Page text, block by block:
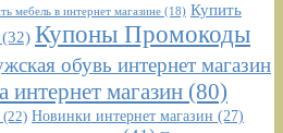
мебель в интернет магазине (18) Купить
(32) Купоны Промокоды
обувь интернет магазин
магазин (80)
(22) Новинки интернет магазин (27)